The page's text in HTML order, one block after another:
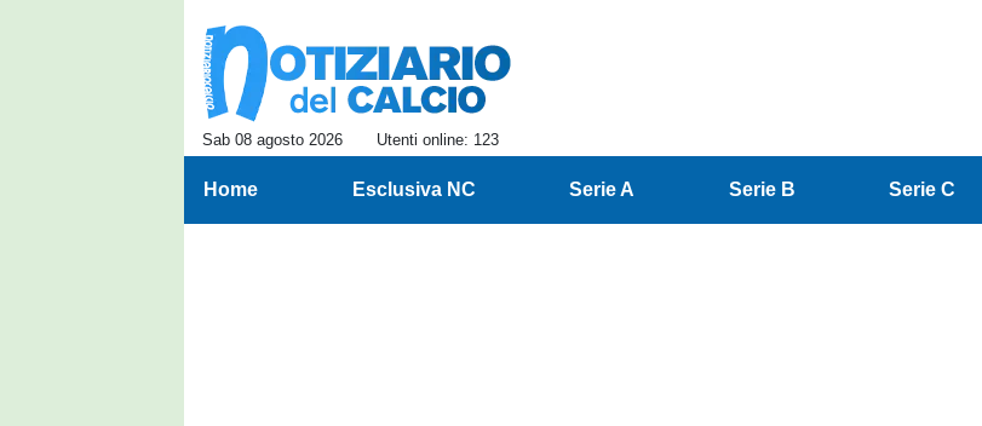
Sab 08 agosto 2026 Utenti online: 123
Home Esclusiva NC Serie A Serie B Serie C